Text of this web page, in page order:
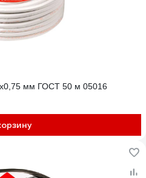
мм ГОСТ 50 м 05016